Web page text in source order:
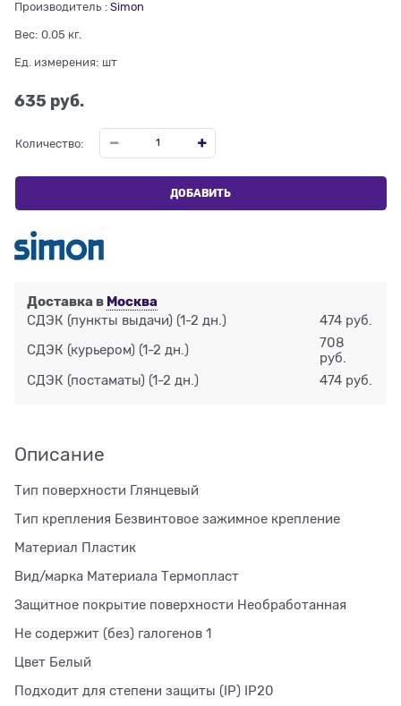
Производитель : Simon
Вес: 0.05 кг.
Ед. измерения: шт
635 руб.
Количество:
ДОБАВИТЬ
Доставка в Москва
СДЭК (пункты выдачи) (1-2 дн.) 474 руб.
СДЭК (курьером) (1-2 дн.)
708
руб.
СДЭК (постаматы) (1-2 дн.) 474 руб.
Описание
Тип поверхности Глянцевый
Тип крепления Безвинтовое зажимное крепление
Материал Пластик
Вид/марка Материала Термопласт
Защитное покрытие поверхности Необработанная
Не содержит (без) галогенов 1
Цвет Белый
Подходит для степени защиты (IP) IP20